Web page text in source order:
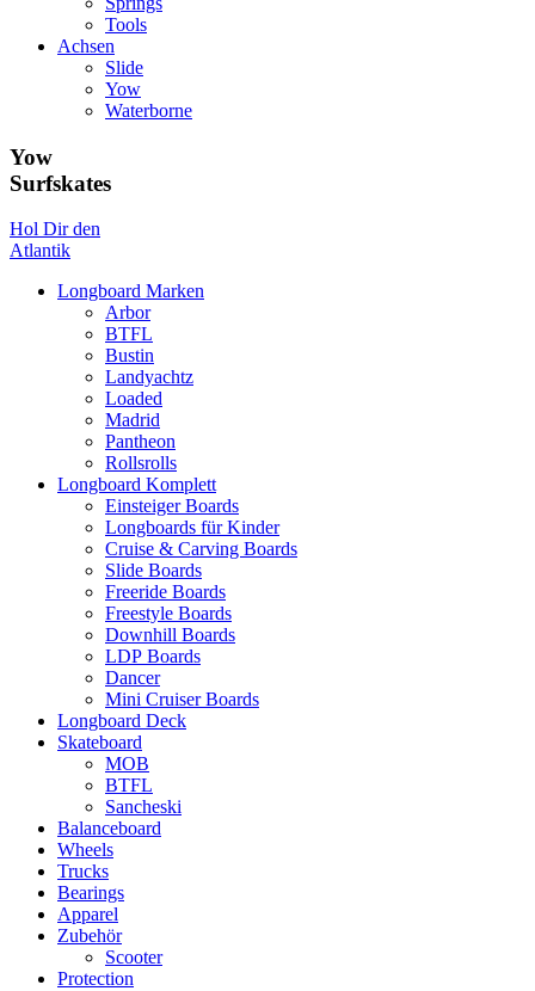
Tools
Achsen
Slide
Yow
Waterborne
Yow
Surfskates
Hol Dir den
Atlantik
Longboard Marken
Arbor
BTFL
Bustin
Landyachtz
Loaded
Madrid
Pantheon
Rollsrolls
Longboard Komplett
Einsteiger Boards
Longboards für Kinder
Cruise & Carving Boards
Slide Boards
Freeride Boards
Freestyle Boards
Downhill Boards
LDP Boards
Dancer
Mini Cruiser Boards
Longboard Deck
Skateboard
MOB
BTFL
Sancheski
Balanceboard
Wheels
Trucks
Bearings
Apparel
Zubehör
Scooter
Protection